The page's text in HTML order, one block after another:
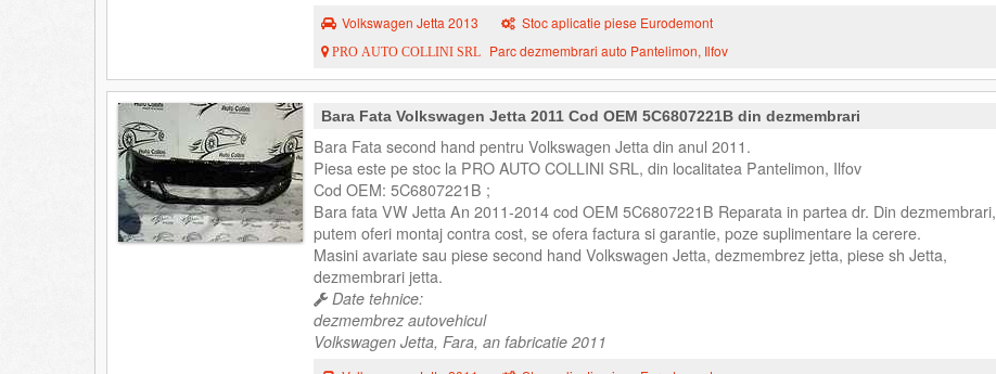
Volkswagen Jetta 2013 Stoc aplicatie piese Eurodemont
PRO AUTO COLLINI SRL Parc dezmembrari auto Pantelimon, Ilfov
Bara Fata Volkswagen Jetta 2011 Cod OEM 5C6807221B din dezmembrari
Bara Fata second hand pentru Volkswagen Jetta din anul 2011.
Piesa este pe stoc la PRO AUTO COLLINI SRL, din localitatea Pantelimon, Ilfov
Cod OEM: 5C6807221B ;
Bara fata VW Jetta An 2011-2014 cod OEM 5C6807221B Reparata in partea dr. Din dezmembrari,
putem oferi montaj contra cost, se ofera factura si garantie, poze suplimentare la cerere.
Masini avariate sau piese second hand Volkswagen Jetta, dezmembrez jetta, piese sh Jetta,
dezmembrari jetta.
Date tehnice:
dezmembrez autovehicul
Volkswagen Jetta, Fara, an fabricatie 2011